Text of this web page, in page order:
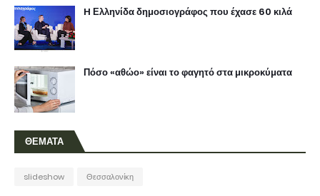
H Ελληνίδα δημοσιογράφος που έχασε 60 κιλά
Πόσο «αθώο» είναι το φαγητό στα μικροκύματα
ΘΕΜΑΤΑ
slideshow Θεσσαλονίκη